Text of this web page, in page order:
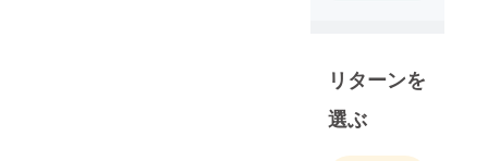
リターンを
選ぶ